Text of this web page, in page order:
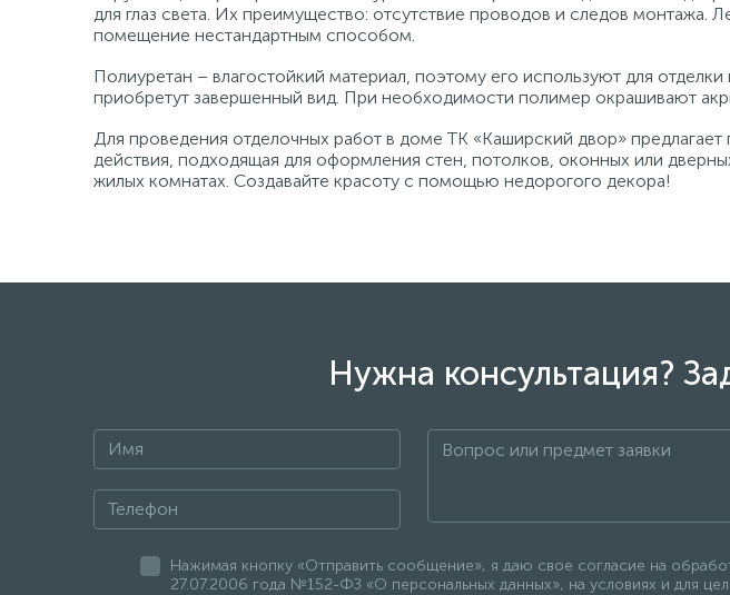
для глаз света. Их преимущество: отсутствие проводов и следов монтажа.
помещение нестандартным способом.
Полиуретан – влагостойкий материал, поэтому его используют для
приобретут завершенный вид. При необходимости полимер окрашивают
Для проведения отделочных работ в доме ТК «Каширский двор»
действия, подходящая для оформления стен, потолков, оконных или
жилых комнатах. Создавайте красоту с помощью недорогого декора!
Нужна консультация?
Нажимая кнопку «Отправить сообщение», я даю свое согласие на
27.07.2006 года №152-ФЗ «О персональных данных», на условиях и для